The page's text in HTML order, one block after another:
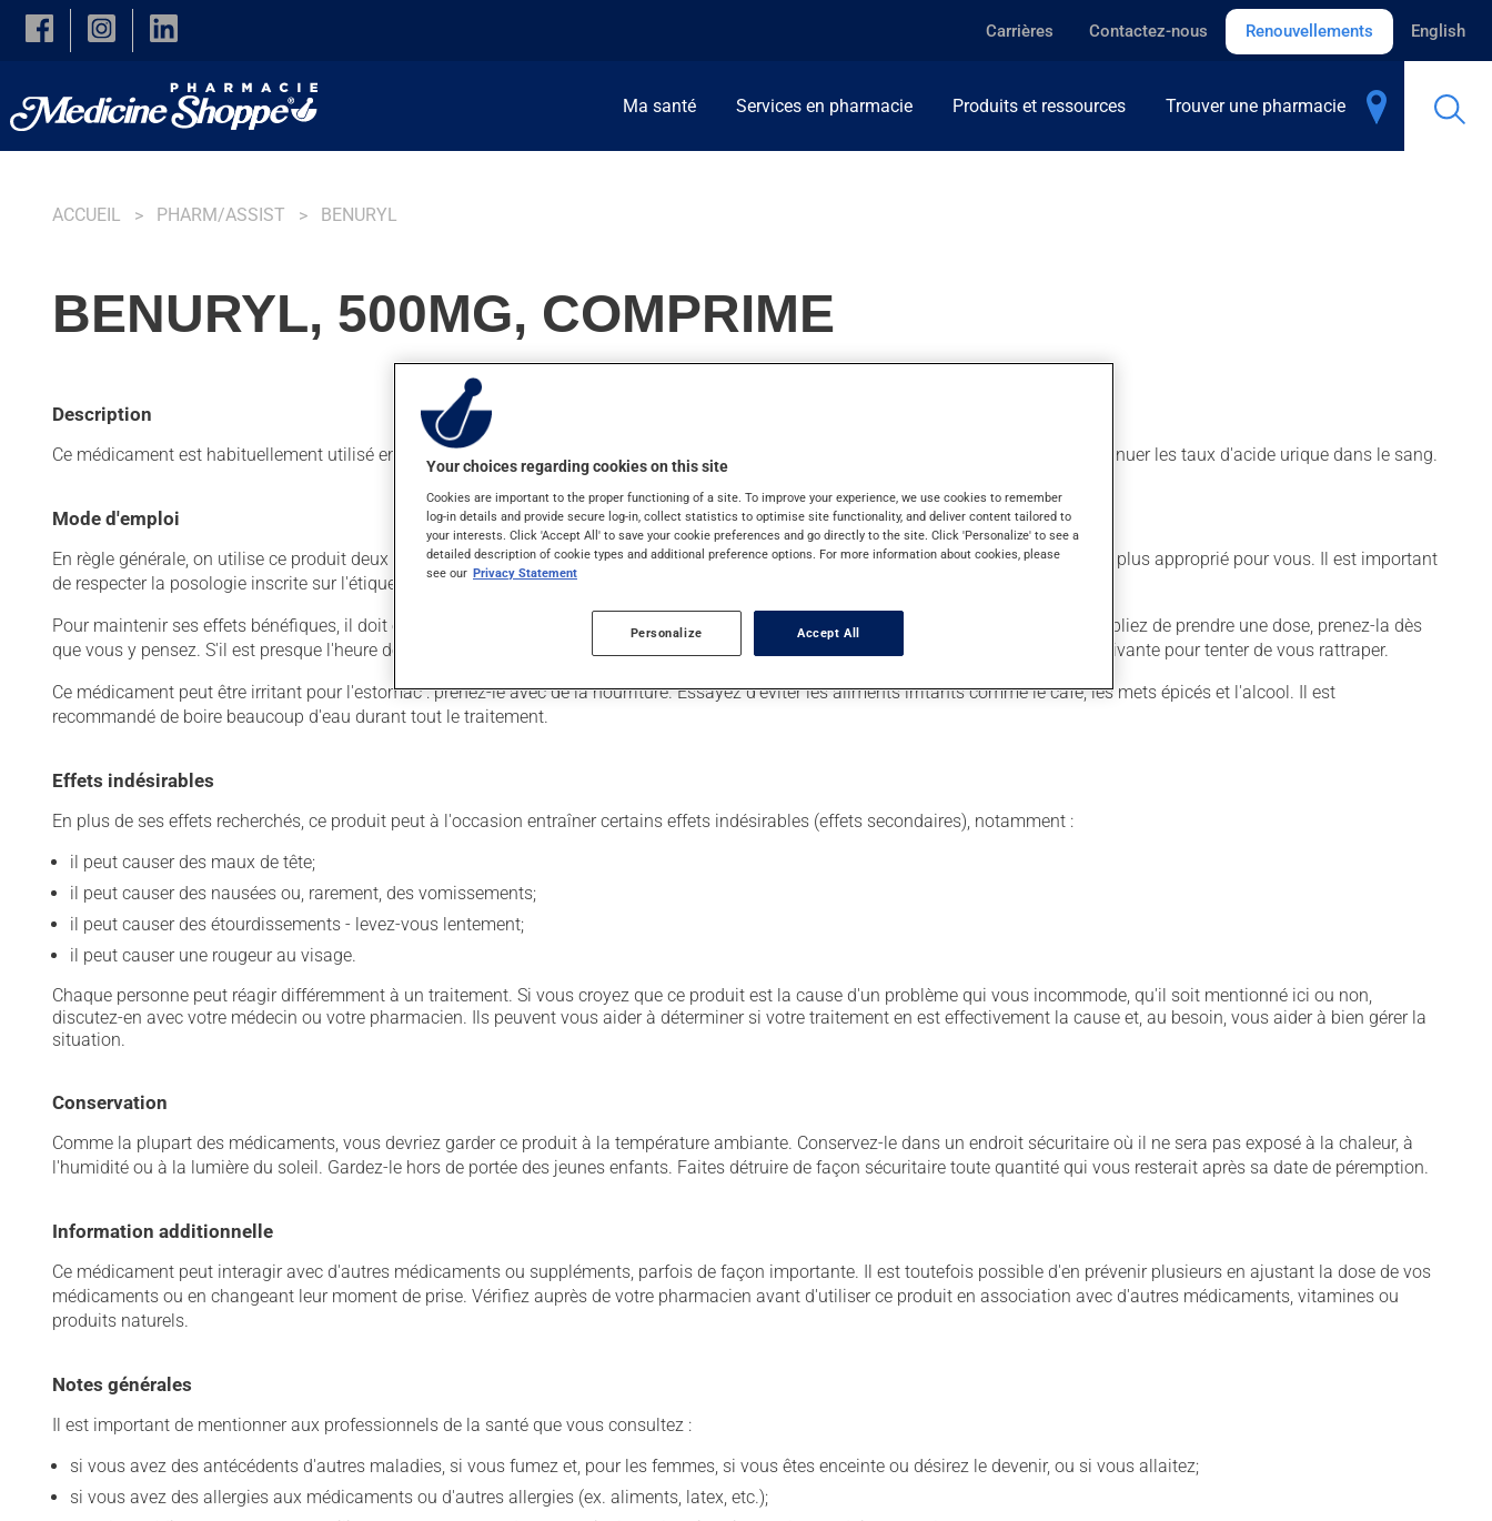
Skip to main content
Carrières Contactez-nous Renouvellements English
Ma santé Services en pharmacie Produits et ressources Trouver une pharmacie
ACCUEIL PHARM/ASSIST BENURYL
BENURYL, 500MG, COMPRIME
Description
Ce médicament est habituellement utilisé en appoint avec certains antibiotiques, pour prolonger leur action. On l'emploie aussi pour diminuer les taux d'acide urique dans le sang.
Mode d'emploi
En règle générale, on utilise ce produit deux fois par jour. Il est possible que votre pharmacien vous ait indiqué un horaire différent qui est plus approprié pour vous. Il est important
de respecter la posologie inscrite sur l'étiquette. N'en utilisez pas plus, ni plus souvent qu'indiqué.
Pour maintenir ses effets bénéfiques, il doit être utilisé de façon régulière et continue. Assurez-vous de ne jamais en manquer. Si vous oubliez de prendre une dose, prenez-la dès
que vous y pensez. S'il est presque l'heure de votre dose suivante, laissez simplement tomber la dose oubliée. Ne doublez pas la dose suivante pour tenter de vous rattraper.
Ce médicament peut être irritant pour l'estomac : prenez-le avec de la nourriture. Essayez d'éviter les aliments irritants comme le café, les mets épicés et l'alcool. Il est
recommandé de boire beaucoup d'eau durant tout le traitement.
Effets indésirables
En plus de ses effets recherchés, ce produit peut à l'occasion entraîner certains effets indésirables (effets secondaires), notamment :
il peut causer des maux de tête;
il peut causer des nausées ou, rarement, des vomissements;
il peut causer des étourdissements - levez-vous lentement;
il peut causer une rougeur au visage.
Chaque personne peut réagir différemment à un traitement. Si vous croyez que ce produit est la cause d'un problème qui vous incommode, qu'il soit mentionné ici ou non,
discutez-en avec votre médecin ou votre pharmacien. Ils peuvent vous aider à déterminer si votre traitement en est effectivement la cause et, au besoin, vous aider à bien gérer la
situation.
Conservation
Comme la plupart des médicaments, vous devriez garder ce produit à la température ambiante. Conservez-le dans un endroit sécuritaire où il ne sera pas exposé à la chaleur, à
l'humidité ou à la lumière du soleil. Gardez-le hors de portée des jeunes enfants. Faites détruire de façon sécuritaire toute quantité qui vous resterait après sa date de péremption.
Information additionnelle
Ce médicament peut interagir avec d'autres médicaments ou suppléments, parfois de façon importante. Il est toutefois possible d'en prévenir plusieurs en ajustant la dose de vos
médicaments ou en changeant leur moment de prise. Vérifiez auprès de votre pharmacien avant d'utiliser ce produit en association avec d'autres médicaments, vitamines ou
produits naturels.
Notes générales
Il est important de mentionner aux professionnels de la santé que vous consultez :
si vous avez des antécédents d'autres maladies, si vous fumez et, pour les femmes, si vous êtes enceinte ou désirez le devenir, ou si vous allaitez;
si vous avez des allergies aux médicaments ou d'autres allergies (ex. aliments, latex, etc.);
Your choices regarding cookies on this site
Cookies are important to the proper functioning of a site. To improve your experience, we use cookies to remember
log-in details and provide secure log-in, collect statistics to optimise site functionality, and deliver content tailored to
your interests. Click 'Accept All' to save your cookie preferences and go directly to the site. Click 'Personalize' to see a
detailed description of cookie types and additional preference options. For more information about cookies, please
see our Privacy Statement
Personalize Accept All